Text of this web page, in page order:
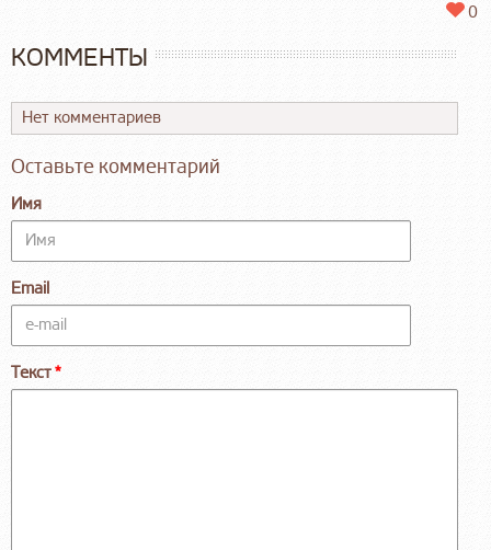
0
КОММЕНТЫ
Нет комментариев
Оставьте комментарий
Имя
Email
Текст